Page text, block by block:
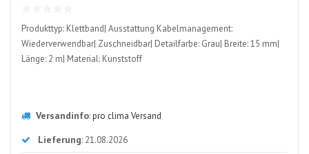
Produkttyp: Klettband| Ausstattung Kabelmanagement:
Wiederverwendbar| Zuschneidbar| Detailfarbe: Grau| Breite: 15 mm|
Länge: 2 m| Material: Kunststoff
Versandinfo:pro clima Versand
Lieferung: 21.08.2026